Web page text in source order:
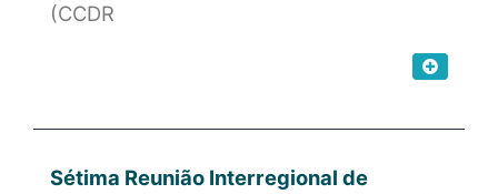
(CCDR
Sétima Reunião Interregional de